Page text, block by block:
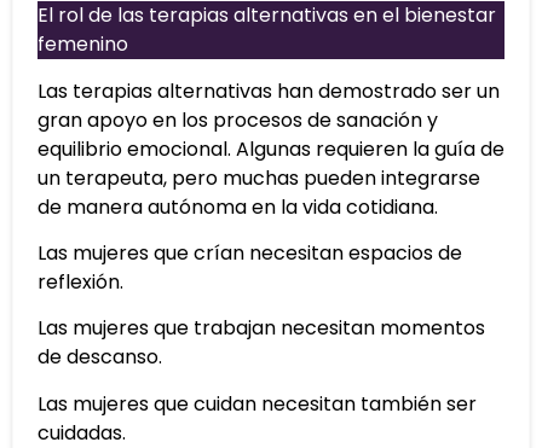
El rol de las terapias alternativas en el bienestar
femenino
Las terapias alternativas han demostrado ser un
gran apoyo en los procesos de sanación y
equilibrio emocional. Algunas requieren la guía de
un terapeuta, pero muchas pueden integrarse
de manera autónoma en la vida cotidiana.
Las mujeres que crían necesitan espacios de
reflexión.
Las mujeres que trabajan necesitan momentos
de descanso.
Las mujeres que cuidan necesitan también ser
cuidadas.